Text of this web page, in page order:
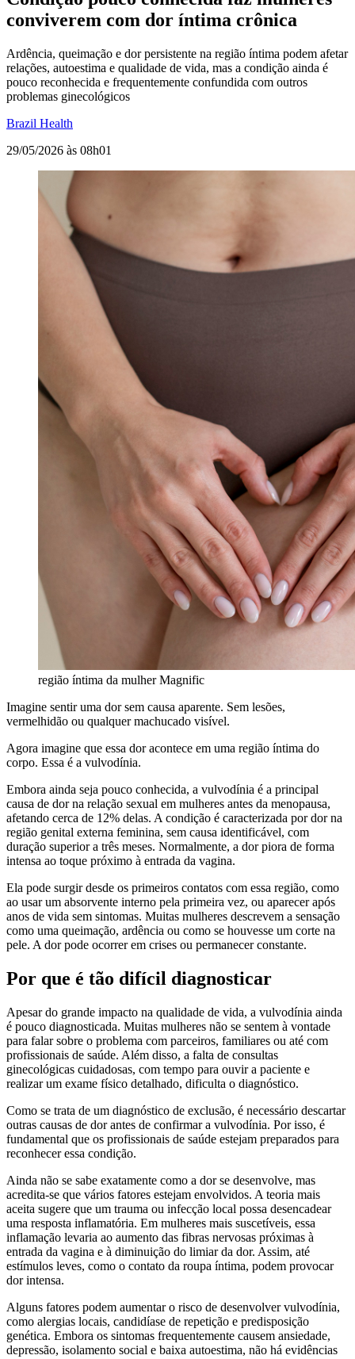
conviverem com dor íntima crônica
Ardência, queimação e dor persistente na região íntima podem afetar
relações, autoestima e qualidade de vida, mas a condição ainda é
pouco reconhecida e frequentemente confundida com outros
problemas ginecológicos
Brazil Health
29/05/2026 às 08h01
região íntima da mulher Magnific
Imagine sentir uma dor sem causa aparente. Sem lesões,
vermelhidão ou qualquer machucado visível.
Agora imagine que essa dor acontece em uma região íntima do
corpo. Essa é a vulvodínia.
Embora ainda seja pouco conhecida, a vulvodínia é a principal
causa de dor na relação sexual em mulheres antes da menopausa,
afetando cerca de 12% delas. A condição é caracterizada por dor na
região genital externa feminina, sem causa identificável, com
duração superior a três meses. Normalmente, a dor piora de forma
intensa ao toque próximo à entrada da vagina.
Ela pode surgir desde os primeiros contatos com essa região, como
ao usar um absorvente interno pela primeira vez, ou aparecer após
anos de vida sem sintomas. Muitas mulheres descrevem a sensação
como uma queimação, ardência ou como se houvesse um corte na
pele. A dor pode ocorrer em crises ou permanecer constante.
Por que é tão difícil diagnosticar
Apesar do grande impacto na qualidade de vida, a vulvodínia ainda
é pouco diagnosticada. Muitas mulheres não se sentem à vontade
para falar sobre o problema com parceiros, familiares ou até com
profissionais de saúde. Além disso, a falta de consultas
ginecológicas cuidadosas, com tempo para ouvir a paciente e
realizar um exame físico detalhado, dificulta o diagnóstico.
Como se trata de um diagnóstico de exclusão, é necessário descartar
outras causas de dor antes de confirmar a vulvodínia. Por isso, é
fundamental que os profissionais de saúde estejam preparados para
reconhecer essa condição.
Ainda não se sabe exatamente como a dor se desenvolve, mas
acredita-se que vários fatores estejam envolvidos. A teoria mais
aceita sugere que um trauma ou infecção local possa desencadear
uma resposta inflamatória. Em mulheres mais suscetíveis, essa
inflamação levaria ao aumento das fibras nervosas próximas à
entrada da vagina e à diminuição do limiar da dor. Assim, até
estímulos leves, como o contato da roupa íntima, podem provocar
dor intensa.
Alguns fatores podem aumentar o risco de desenvolver vulvodínia,
como alergias locais, candidíase de repetição e predisposição
genética. Embora os sintomas frequentemente causem ansiedade,
depressão, isolamento social e baixa autoestima, não há evidências